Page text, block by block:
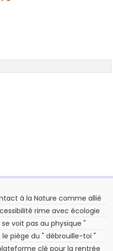
à la Nature comme allié
rime avec écologie
voit pas au physique "
piège du " débrouille-toi "
clé pour la rentrée